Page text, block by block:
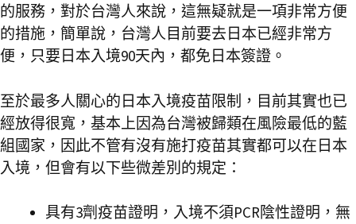
的服務，對於台灣人來說，這無疑就是一項非常方便
的措施，簡單說，台灣人目前要去日本已經非常方
便，只要日本入境90天內，都免日本簽證。
至於最多人關心的日本入境疫苗限制，目前其實也已
經放得很寬，基本上因為台灣被歸類在風險最低的藍
組國家，因此不管有沒有施打疫苗其實都可以在日本
入境，但會有以下些微差別的規定：
具有3劑疫苗證明，入境不須PCR陰性證明，無